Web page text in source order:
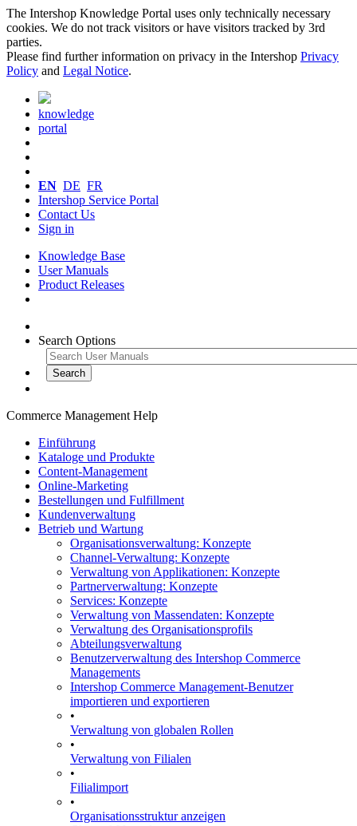
The Intershop Knowledge Portal uses only technically necessary
cookies. We do not track visitors or have visitors tracked by 3rd
parties.
Please find further information on privacy in the Intershop Privacy
Policy and Legal Notice.
knowledge
portal
EN DE FR
Intershop Service Portal
Contact Us
Sign in
Knowledge Base
User Manuals
Product Releases
Search Options
Commerce Management Help
Einführung
Kataloge und Produkte
Content-Management
Online-Marketing
Bestellungen und Fulfillment
Kundenverwaltung
Betrieb und Wartung
Organisationsverwaltung: Konzepte
Channel-Verwaltung: Konzepte
Verwaltung von Applikationen: Konzepte
Partnerverwaltung: Konzepte
Services: Konzepte
Verwaltung von Massendaten: Konzepte
Verwaltung des Organisationsprofils
Abteilungsverwaltung
Benutzerverwaltung des Intershop Commerce
Managements
Intershop Commerce Management-Benutzer
importieren und exportieren
•
Verwaltung von globalen Rollen
•
Verwaltung von Filialen
•
Filialimport
•
Organisationsstruktur anzeigen